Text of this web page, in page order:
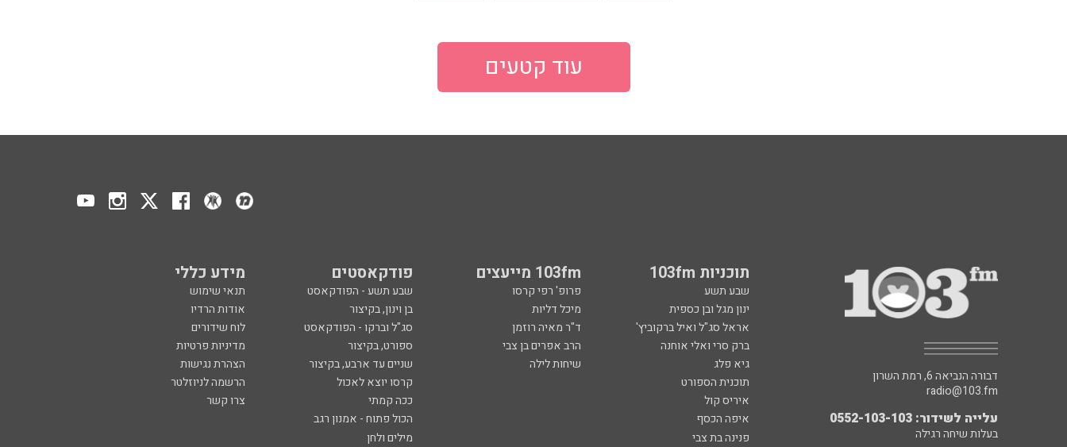
עוד קטעים
תוכניות 103fm 103fm מייעצים פודקאסטים מידע כללי
שבע תשע פרופ' רפי קרסו שבע תשע - הפודקאסט
תנאי שימוש
ינון מגל ובן כספית
מיכל דליות בן וינון, בקיצור
אודות הרדיו
אראל סג"ל ואיל ברקוביץ'
ד"ר מאיה רוזמן סג"ל וברקו - הפודקאסט
לוח שידורים
ברק סרי ואלי אוחנה
הרב אפרים בן צבי ספורט, בקיצור
מדיניות פרטיות
גיא פלג
שיחות לילה שניים עד ארבע, בקיצור
הצהרת נגישות
תוכנית הספורט
קרסו יוצא לאכול
הרשמה לניוזלטר
איריס קול
ככה קמתי
צרו קשר
איפה הכסף
הכול פתוח - אמנון רגב
פנינה בת צבי
מילים ולחן
דבורה הנביאה 6, רמת השרון
radio@103.fm
עלייה לשידור: 0552-103-103
בעלות שיחה רגילה